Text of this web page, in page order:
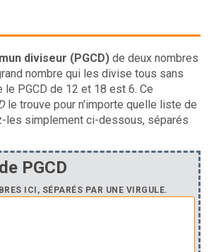
diviseur (PGCD) de deux nombres
nombre qui les divise tous sans
PGCD de 12 et 18 est 6. Ce
le trouve pour n'importe quelle liste de
les simplement ci-dessous, séparés
PGCD
ICI, SÉPARÉS PAR UNE VIRGULE.